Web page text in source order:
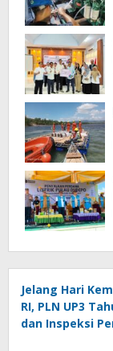
Jelang Hari
RI, PLN UP3
dan Inspeksi